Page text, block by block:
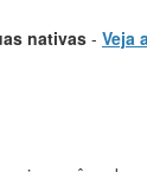
nativas - Veja